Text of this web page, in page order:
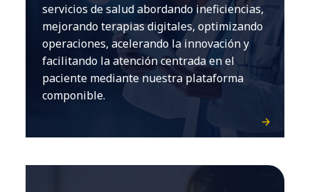
servicios de salud abordando ineficiencias,
mejorando terapias digitales, optimizando
operaciones, acelerando la innovación y
facilitando la atención centrada en el
paciente mediante nuestra plataforma
componible.